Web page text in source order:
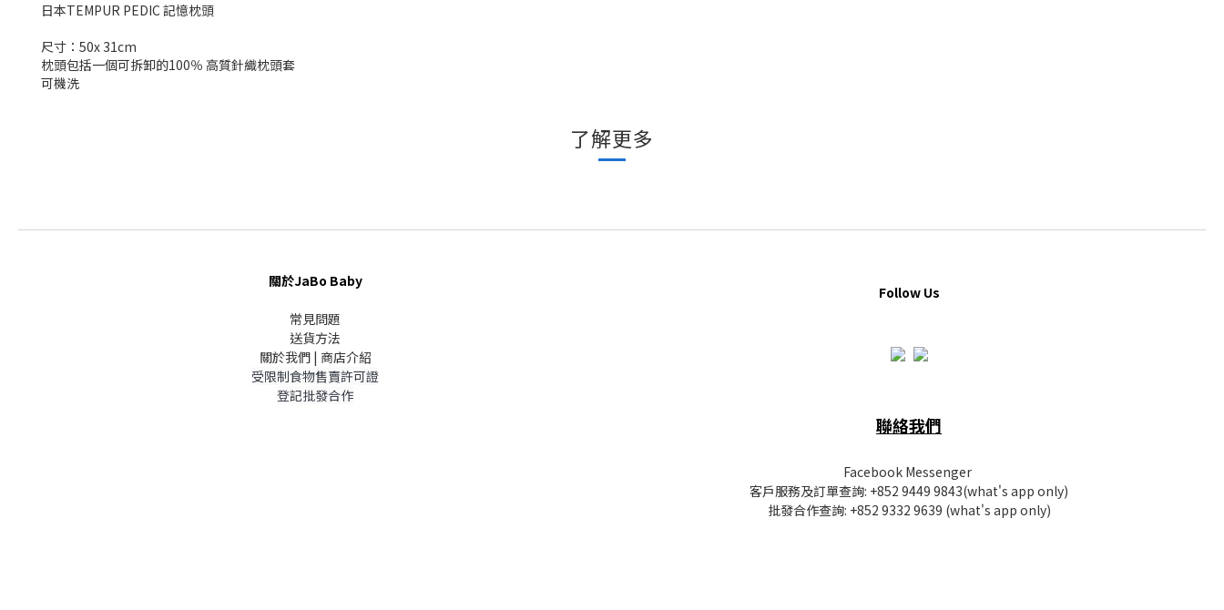
日本TEMPUR PEDIC 記憶枕頭
尺寸：50x 31cm
枕頭包括一個可拆卸的100％ 高質針織枕頭套
可機洗
了解更多
關於JaBo Baby
常見問題
送貨方法
關於我們 | 商店介紹
受限制食物售賣許可證
登記批發合作
Follow Us
聯絡我們
Facebook Messenger
客戶服務及訂單查詢: +852 9449 9843(what's app only)
批發合作查詢: +852 9332 9639 (what's app only)